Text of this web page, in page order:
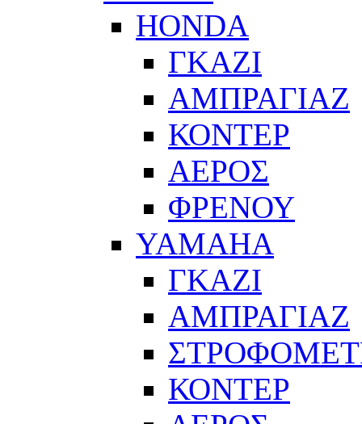
HONDA
ΓΚΑΖΙ
ΑΜΠΡΑΓΙΑΖ
ΚΟΝΤΕΡ
ΑΕΡΟΣ
ΦΡΕΝΟΥ
YAMAHA
ΓΚΑΖΙ
ΑΜΠΡΑΓΙΑΖ
ΚΟΝΤΕΡ